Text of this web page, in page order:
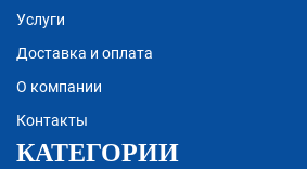
Услуги
Доставка и оплата
О компании
Контакты
КАТЕГОРИИ